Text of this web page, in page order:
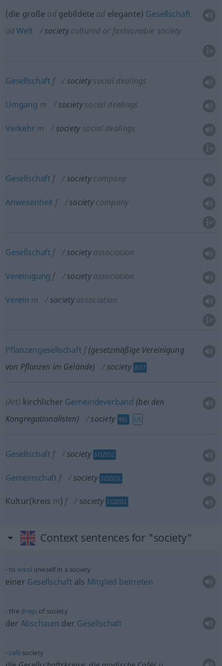
(die große odgebildete od elegante) Gesellschaft
odWelt society cultured or fashionable society
Gesellschaft f society social dealings
Umgang m society social dealings
Verkehr m society social dealings
Gesellschaft f society company
Anwesenheit f society company
Gesellschaft f society association
Vereinigung f society association
Verein m society association
Pflanzengesellschaft f(gesetzmäßige Vereinigung
von Pflanzen im Gelände)
society BOT
(Art) kirchlicher Gemeindeverband (bei den
Kongregationalisten)
society REL US
Gesellschaft f society SOZIOL
Gemeinschaft f society SOZIOL
Kultur(kreis m) f society SOZIOL
Context sentences for "society"
to enrol oneself in a society
einer Gesellschaft als Mitglied beitreten
the dregs of society
der Abschaum der Gesellschaft
cafésociety